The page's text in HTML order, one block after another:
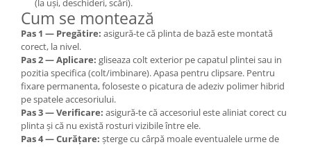
Cum se montează
Pas 1 — Pregătire: asigură-te că plinta de bază este montată
corect, la nivel.
Pas 2 — Aplicare: gliseaza colt exterior pe capatul plintei sau in
pozitia specifica (colt/imbinare). Apasa pentru clipsare. Pentru
fixare permanenta, foloseste o picatura de adeziv polimer hibrid
pe spatele accesoriului.
Pas 3 — Verificare: asigură-te că accesoriul este aliniat corect cu
plinta și că nu există rosturi vizibile între ele.
Pas 4 — Curățare: șterge cu cârpă moale eventualele urme de